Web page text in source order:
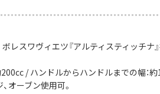
レスワヴィエツ『アルティスティッチナ
/ ハンドルからハンドルまでの幅：
オーブン使用可。